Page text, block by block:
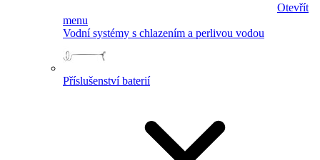
Otevřít
menu
Vodní systémy s chlazením a perlivou vodou
Příslušenství baterií